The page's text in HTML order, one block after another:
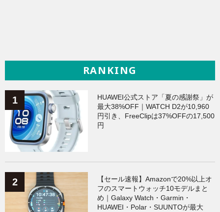
RANKING
HUAWEI公式ストア「夏の感謝祭」が
最大38%OFF｜WATCH D2が10,960
円引き、FreeClipは37%OFFの17,500
円
【セール速報】Amazonで20%以上オ
フのスマートウォッチ10モデルまと
め｜Galaxy Watch・Garmin・
HUAWEI・Polar・SUUNTOが最大